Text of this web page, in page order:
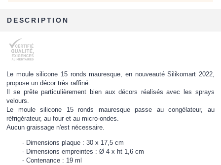
DESCRIPTION
Le moule silicone 15 ronds mauresque, en nouveauté Silikomart 2022,
propose un décor très raffiné.
Il se prête particulièrement bien aux décors réalisés avec les sprays
velours.
Le moule silicone 15 ronds mauresque passe au congélateur, au
réfrigérateur, au four et au micro-ondes.
Aucun graissage n'est nécessaire.
Dimensions plaque : 30 x 17,5 cm
Dimensions empreintes : Ø 4 x ht 1,6 cm
Contenance : 19 ml